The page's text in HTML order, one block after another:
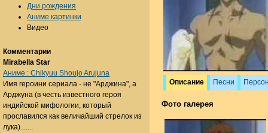
Описание Песни
Фото галерея
Дни рождения
Аниме картинки
Видео
Комментарии
Mirabella Star
Аниме : Chikyuu Shoujo Arujuna
Имя героини сериала - не "Арджина", а
Арджуна (в честь известного героя
индийской мифологии, который
прославился как величайший стрелок из
лука).......